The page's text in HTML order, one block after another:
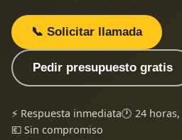
📞 Solicitar llamada
Pedir presupuesto gratis
⚡ Respuesta inmediata🕐 24
💶 Sin compromiso